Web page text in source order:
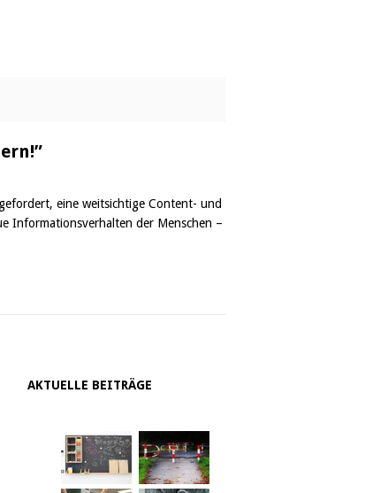
eine weitsichtige Content- und
Informationsverhalten der Menschen –
AKTUELLE BEITRÄGE